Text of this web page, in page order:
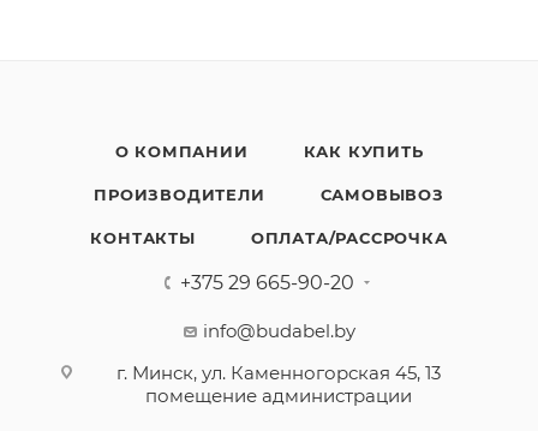
О КОМПАНИИ КАК КУПИТЬ
ПРОИЗВОДИТЕЛИ САМОВЫВОЗ
КОНТАКТЫ ОПЛАТА/РАССРОЧКА
+375 29 665-90-20
info@budabel.by
г. Минск, ул. Каменногорская 45, 13
помещение администрации